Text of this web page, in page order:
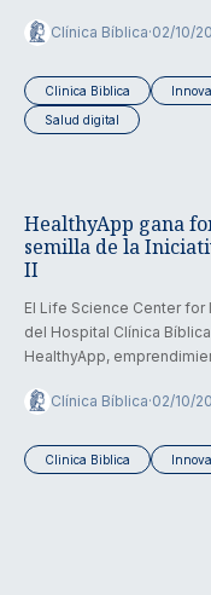
Clínica Bíblica·02/10/
Clinica Biblica
Salud digital
HealthyApp gana
semilla de la
II
El Life Science Center for
del Hospital Clínica
HealthyApp,
Clínica Bíblica·02/10/
Clinica Biblica